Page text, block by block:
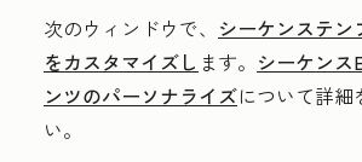
次のウィンドウで、 シーケンステ
をカスタマイズし ます。 シーケンス
ンツのパーソナライズについて詳細
い。